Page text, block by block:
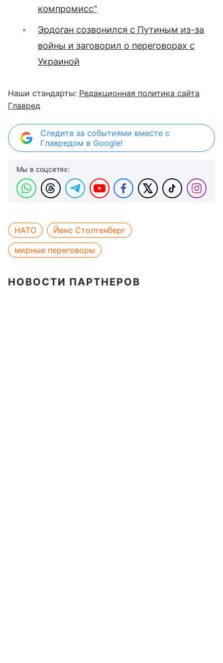
компромисс"
Эрдоган созвонился с Путиным из-за
войны и заговорил о переговорах с
Украиной
Наши стандарты: Редакционная политика сайта
Главред
Следите за событиями вместе с
Главредом в Google!
Мы в соцсетях:
НАТО
Йенс Столтенберг
мирные переговоры
НОВОСТИ ПАРТНЕРОВ